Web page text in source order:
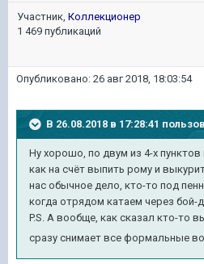
Участник, Коллекционер
1 469 публикаций
Опубликовано: 26 авг 2018, 18:03:54
В 26.08.2018 в 17:28:41
Ну хорошо, по двум из 4-х
как на счёт выпить рому и
нас обычное дело, кто-то под
когда отрядом катаем через бой-
P.S. А вообще, как сказал кто-то
сразу снимает все формальные